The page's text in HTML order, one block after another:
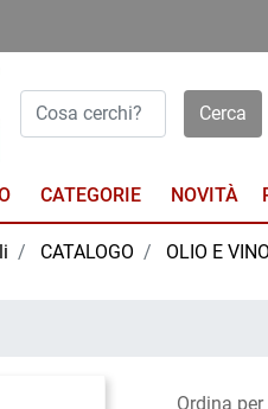
Open menu
NOVITÀ
CATALOGO OLIO E VINO
Ordina per